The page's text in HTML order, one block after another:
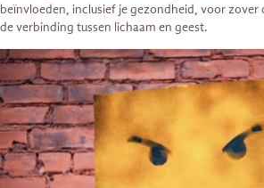
beïnvloeden, inclusief je gezondheid, voor zover
de verbinding tussen lichaam en geest.